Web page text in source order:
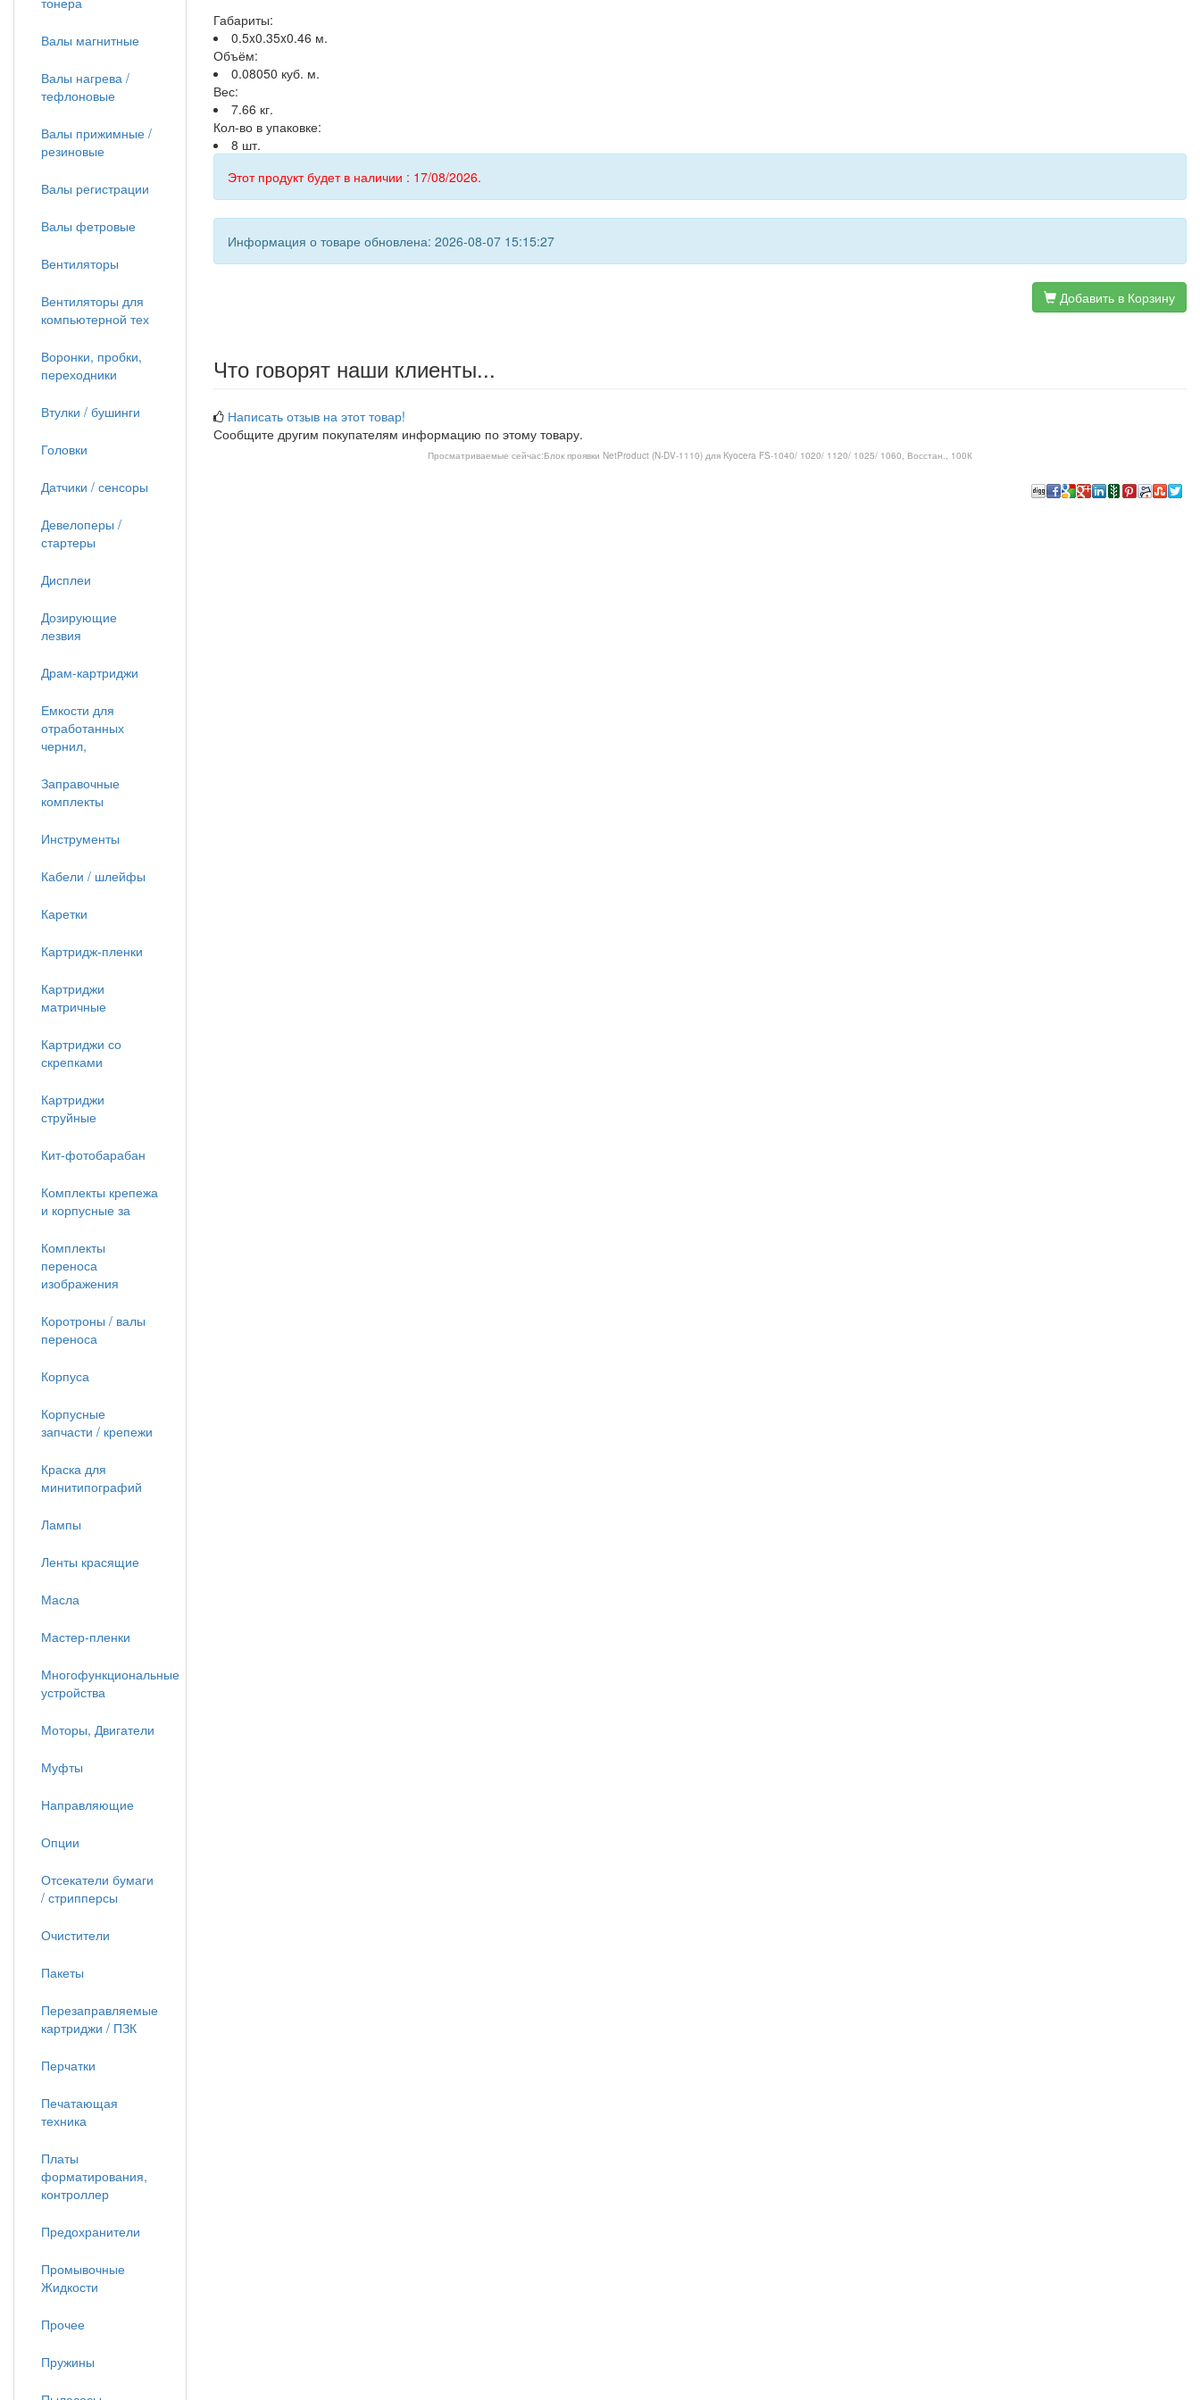
Габариты:
0.5x0.35x0.46 м.
Объём:
0.08050 куб. м.
Вес:
7.66 кг.
Кол-во в упаковке:
8 шт.
Этот продукт будет в наличии : 17/08/2026.
Информация о товаре обновлена: 2026-08-07 15:15:27
Добавить в Корзину
Что говорят наши клиенты...
Написать отзыв на этот товар!
Сообщите другим покупателям информацию по этому товару.
Просматриваемые сейчас:Блок проявки NetProduct (N-DV-1110) для Kyocera FS-1040/ 1020/ 1120/ 1025/ 1060, Восстан., 100К
Валы магнитные
Валы нагрева /
тефлоновые
Валы прижимные /
резиновые
Валы регистрации
Валы фетровые
Вентиляторы
Вентиляторы для
компьютерной тех
Воронки, пробки,
переходники
Втулки / бушинги
Головки
Датчики / сенсоры
Девелоперы /
стартеры
Дисплеи
Дозирующие
лезвия
Драм-картриджи
Емкости для
отработанных
чернил,
Заправочные
комплекты
Инструменты
Кабели / шлейфы
Каретки
Картридж-пленки
Картриджи
матричные
Картриджи со
скрепками
Картриджи
струйные
Кит-фотобарабан
Комплекты крепежа
и корпусные за
Комплекты
переноса
изображения
Коротроны / валы
переноса
Корпуса
Корпусные
запчасти / крепежи
Краска для
минитипографий
Лампы
Ленты красящие
Масла
Мастер-пленки
Многофункциональные
устройства
Моторы, Двигатели
Муфты
Направляющие
Опции
Отсекатели бумаги
/ стрипперсы
Очистители
Пакеты
Перезаправляемые
картриджи / ПЗК
Перчатки
Печатающая
техника
Платы
форматирования,
контроллер
Предохранители
Промывочные
Жидкости
Прочее
Пружины